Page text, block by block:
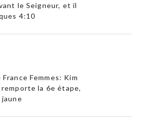
le Seigneur, et il
4:10
Femmes: Kim
la 6e étape,